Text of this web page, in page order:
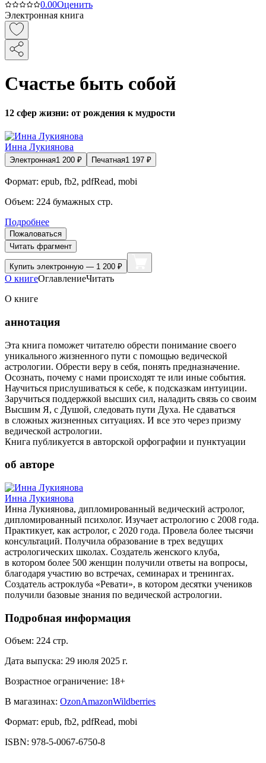
0.00Оценить
Электронная книга
Счастье быть собой
12 сфер жизни: от рождения к мудрости
Инна Лукиянова
Электронная1 200 ₽ Печатная1 197 ₽
Формат: epub, fb2, pdfRead, mobi
Объем: 224 бумажных стр.
Подробнее
Пожаловаться
Читать фрагмент
Купить электронную — 1 200 ₽
О книгеОглавлениеЧитать
О книге
аннотация
Эта книга поможет читателю обрести понимание своего
уникального жизненного пути с помощью ведической
астрологии. Обрести веру в себя, понять предназначение.
Осознать, почему с нами происходят те или иные события.
Научиться прислушиваться к себе, к подсказкам интуиции.
Заручиться поддержкой высших сил, наладить связь со своим
Высшим Я, с Душой, следовать пути Духа. Не сдаваться
в сложных жизненных ситуациях. И все это через призму
ведической астрологии.
Книга публикуется в авторской орфографии и пунктуации
об авторе
Инна Лукиянова
Инна Лукиянова, дипломированный ведический астролог,
дипломированный психолог. Изучает астрологию с 2008 года.
Практикует, как астролог, с 2020 года. Провела более тысячи
консультаций. Получила образование в трех ведущих
астрологических школах. Создатель женского клуба,
в котором более 500 женщин получили ответы на вопросы,
благодаря участию во встречах, семинарах и тренингах.
Создатель астроклуба «Ревати», в котором десятки учеников
получили базовые знания по ведической астрологии.
Подробная информация
Объем: 224 стр.
Дата выпуска: 29 июля 2025 г.
Возрастное ограничение: 18+
В магазинах: OzonAmazonWildberries
Формат: epub, fb2, pdfRead, mobi
ISBN: 978-5-0067-6750-8